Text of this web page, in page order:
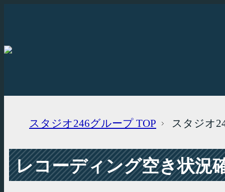
スタジオ246グループ TOP スタジオ
レコーディング空き状況